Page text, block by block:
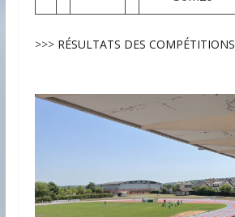
>>> RÉSULTATS DES COMPÉTITIONS